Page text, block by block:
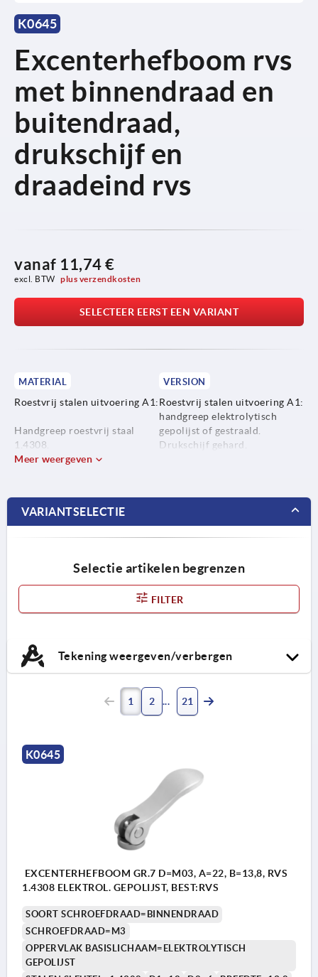
K0645
Excenterhefboom rvs
met binnendraad en
buitendraad,
drukschijf en
draadeind rvs
vanaf 11,74 €
excl. BTW plus verzendkosten
SELECTEER EERST EEN VARIANT
MATERIAL
Roestvrij stalen uitvoering A1:
Handgreep roestvrij staal
1.4308.
Pen en draadeind roestvrij
Roestvrij stalen uitvoering A4:
Handgreep, drukschijf, pen en
1.4404.
VERSION
Roestvrij stalen uitvoering A1:
handgreep elektrolytisch
gepolijst of gestraald.
Drukschijf gehard.
Meer weergeven
VARIANTSELECTIE
Selectie artikelen begrenzen
FILTER
Tekening weergeven/verbergen
1 2 21
K0645
EXCENTERHEFBOOM GR.7 D=M03, A=22, B=13,8, RVS
1.4308 ELEKTROL. GEPOLIJST, BEST:RVS
SOORT SCHROEFDRAAD=BINNENDRAAD
SCHROEFDRAAD=M3
OPPERVLAK BASISLICHAAM=ELEKTROLYTISCH
GEPOLIJST